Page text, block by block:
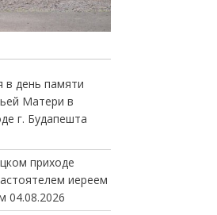
в день памяти
Матери в
г. Будапешта
приходе
иереем
04.08.2026